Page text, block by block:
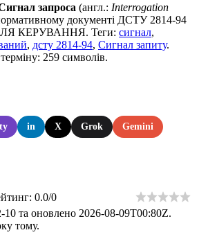
запроса (англ.: Interrogation
документі ДСТУ 2814-94
КЕРУВАННЯ. Теги: сигнал,
, дсту 2814-94, Сигнал запиту.
259 символів.
in X Grok Gemini
: 0.0/0
10 та оновлено 2026-08-09T00:80Z.
тому.